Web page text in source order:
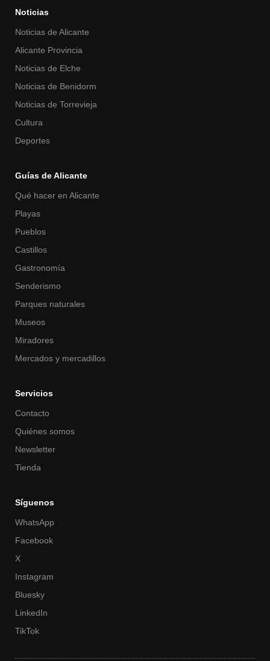
Noticias
Noticias de Alicante
Alicante Provincia
Noticias de Elche
Noticias de Benidorm
Noticias de Torrevieja
Cultura
Deportes
Guías de Alicante
Qué hacer en Alicante
Playas
Pueblos
Castillos
Gastronomía
Senderismo
Parques naturales
Museos
Miradores
Mercados y mercadillos
Servicios
Contacto
Quiénes somos
Newsletter
Tienda
Síguenos
WhatsApp
Facebook
X
Instagram
Bluesky
LinkedIn
TikTok